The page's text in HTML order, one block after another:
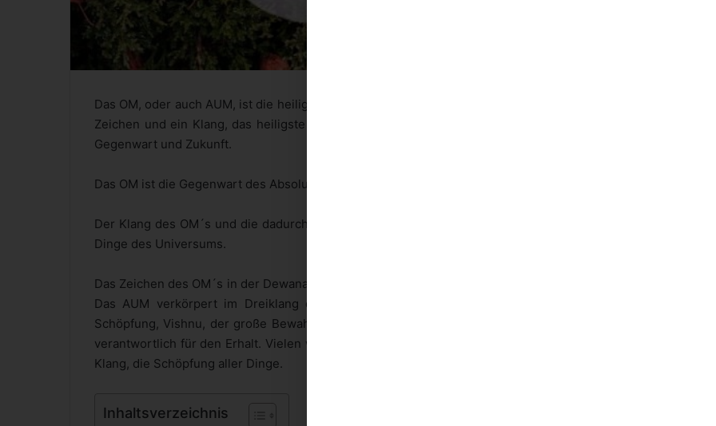
Das OM, oder auch AUM, ist die heiligste Silbe der Buddhisten, Hinduisten und Jainas. Das OM ist ein
Zeichen und ein Klang, das heiligste aller Mantren, die mystische Verkörperung der Vergangenheit,
Gegenwart und Zukunft.
Das OM ist die Gegenwart des Absoluten und Weltseele zugleich.
Der Klang des OM´s und die dadurch erzeugte Vibration führte der Lehre nach zur Entstehung aller
Dinge des Universums.
Das Zeichen des OM´s in der Dewanagari Schrift beinhaltet alle Merkmale zur mystischen Meditation.
Das AUM verkörpert im Dreiklang die Götter Brahma, Vishnu und Shiva. Brahma, der Gott der
Schöpfung, Vishnu, der große Bewahrer und Shiva, nicht nur der Zerstörer, sondern Erneuerer und
verantwortlich für den Erhalt. Vielen wichtigen Mantren wird das OM vorangestellt, die Silbe und der
Klang, die Schöpfung aller Dinge.
Inhaltsverzeichnis